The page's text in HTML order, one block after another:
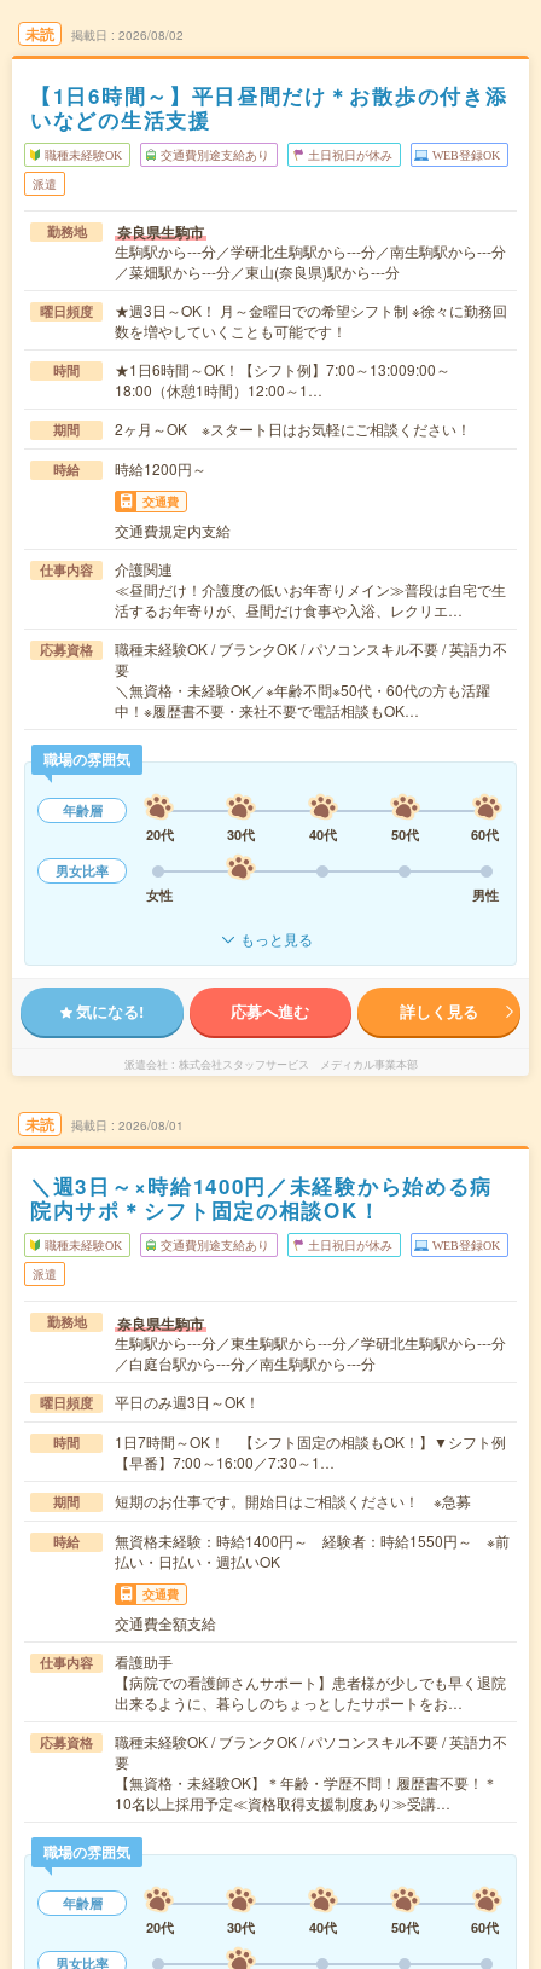
未読 掲載日 2026/08/02
【1日6時間～】平日昼間だけ＊お散歩の付き添
いなどの生活支援
職種未経験OK 交通費別途支給あり 土日祝日が休み WEB登録OK
派遣
勤務地 奈良県生駒市
生駒駅から---分／学研北生駒駅から---分／南生駒駅から---分
／菜畑駅から---分／東山(奈良県)駅から---分
曜日頻度
★週3日～OK！ 月～金曜日での希望シフト制 ※徐々に勤務回
数を増やしていくことも可能です！
時間
★1日6時間～OK！【シフト例】7:00～13:009:00～
18:00（休憩1時間）12:00～1…
期間 2ヶ月～OK ※スタート日はお気軽にご相談ください！
時給 時給1200円～
交通費
交通費規定内支給
仕事内容
介護関連
≪昼間だけ！介護度の低いお年寄りメイン≫普段は自宅で生
活するお年寄りが、昼間だけ食事や入浴、レクリエ…
応募資格
職種未経験OK / ブランクOK / パソコンスキル不要 / 英語力不
要
＼無資格・未経験OK／※年齢不問※50代・60代の方も活躍
中！※履歴書不要・来社不要で電話相談もOK…
職場の雰囲気
年齢層
20代
30代 40代 50代
60代
男女比率
女性
男性
もっと見る
気になる! 応募へ進む 詳しく見る
派遣会社 株式会社スタッフサービス メディカル事業本部
未読 掲載日 2026/08/01
＼週3日～×時給1400円／未経験から始める病
院内サポ＊シフト固定の相談OK！
職種未経験OK 交通費別途支給あり 土日祝日が休み WEB登録OK
派遣
勤務地 奈良県生駒市
生駒駅から---分／東生駒駅から---分／学研北生駒駅から---分
／白庭台駅から---分／南生駒駅から---分
曜日頻度 平日のみ週3日～OK！
時間
1日7時間～OK！ 【シフト固定の相談もOK！】▼シフト例
【早番】7:00～16:00／7:30～1…
期間 短期のお仕事です。開始日はご相談ください！ ※急募
時給
無資格未経験：時給1400円～ 経験者：時給1550円～ ※前
払い・日払い・週払いOK
交通費
交通費全額支給
仕事内容
看護助手
【病院での看護師さんサポート】患者様が少しでも早く退院
出来るように、暮らしのちょっとしたサポートをお…
応募資格
職種未経験OK / ブランクOK / パソコンスキル不要 / 英語力不
要
【無資格・未経験OK】＊年齢・学歴不問！履歴書不要！＊
10名以上採用予定≪資格取得支援制度あり≫受講…
職場の雰囲気
年齢層
20代
30代 40代 50代
60代
男女比率